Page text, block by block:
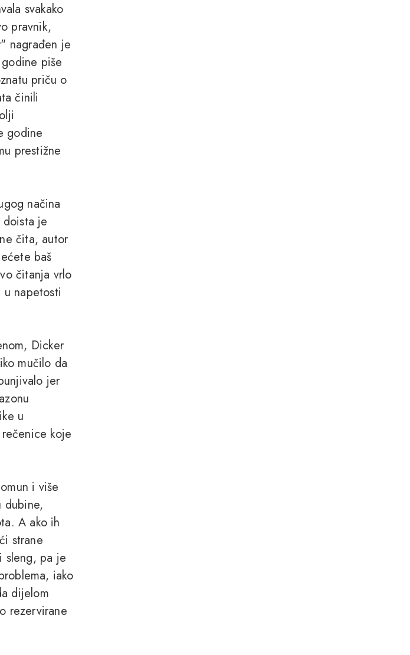
svakako
pravnik,
nagrađen je
piše
priču o
činili
godine
prestižne
načina
je
čita, autor
baš
čitanja vrlo
napetosti
Dicker
mučilo da
jer
u
koje
i više
dubine,
A ako ih
strane
sleng, pa je
iako
dijelom
rezervirane